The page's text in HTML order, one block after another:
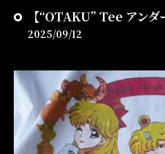
【“OTAKU” Tee アン
2025/09/12